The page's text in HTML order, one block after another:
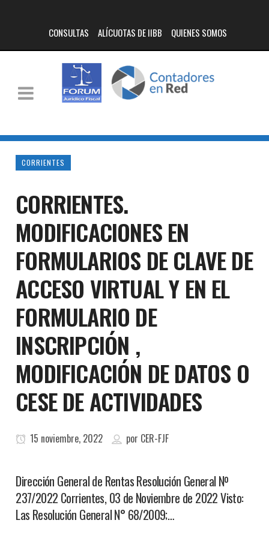
CONSULTAS ALÍCUOTAS DE IIBB QUIENES SOMOS
CORRIENTES
CORRIENTES.
MODIFICACIONES EN
FORMULARIOS DE CLAVE DE
ACCESO VIRTUAL Y EN EL
FORMULARIO DE
INSCRIPCIÓN ,
MODIFICACIÓN DE DATOS O
CESE DE ACTIVIDADES
15 noviembre, 2022 por CER-FJF
Dirección General de Rentas Resolución General Nº
237/2022 Corrientes, 03 de Noviembre de 2022 Visto:
Las Resolución General N° 68/2009;…